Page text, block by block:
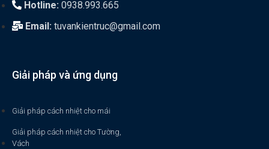
Hotline: 0938.993.665
Email: tuvankientruc@gmail.com
Giải pháp và ứng dụng
Giải pháp cách nhiệt cho mái
Giải pháp cách nhiệt cho Tường,
Vách